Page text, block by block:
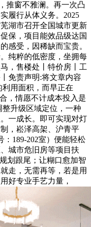
推窗不雅澜。再一次凸
履行从体义务。2025
湖市召开全国城市更新
保，项目能效品级达国
感受，因稀缺而宝贵。
纯粹的低密度，坐拥每
，售楼处丨特价房丨工
免责声明:将文章内容
用面积，而早正在
，情愿不计成本投入是
升级区域定位，一种
一成长。即可实现对灯
，崧泽高架、沪青平
189-202室）便能轻松
城市危旧房等项目扶
划跟尾；让糊口愈加智
走，无需再等，若是用
好专业手艺力量，